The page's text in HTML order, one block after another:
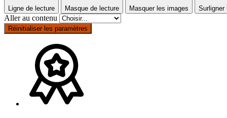
Ligne de lecture Masque de lecture Masquer les images Surligner
Aller au contenu
Réinitialiser les paramètres